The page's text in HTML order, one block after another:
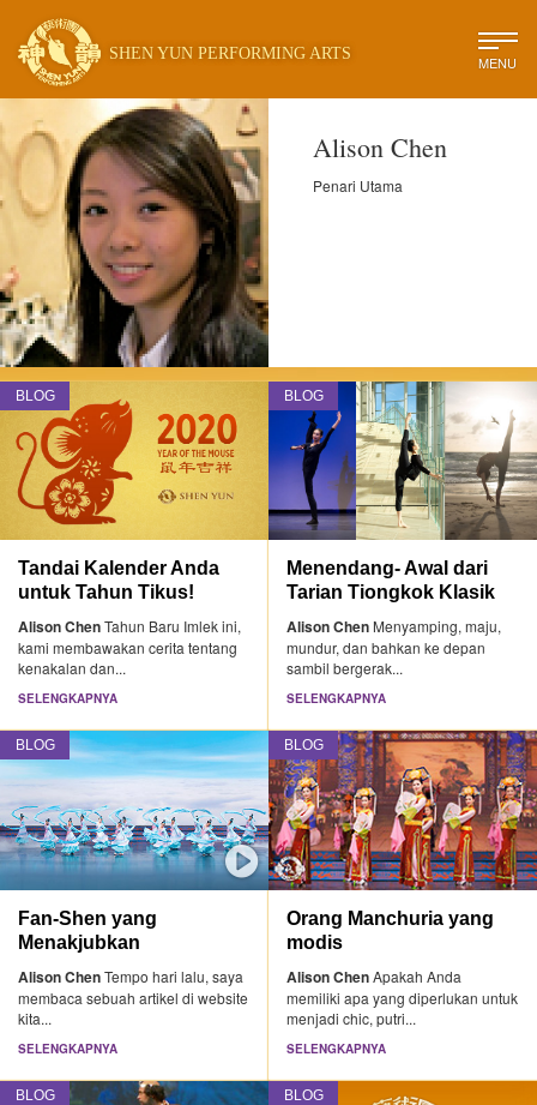
SHEN YUN PERFORMING ARTS MENU
Alison Chen
Penari Utama
BLOG
Tandai Kalender Anda
untuk Tahun Tikus!
Alison ChenTahun Baru Imlek ini,
kami membawakan cerita tentang
kenakalan dan...
SELENGKAPNYA
BLOG
Menendang- Awal dari
Tarian Tiongkok Klasik
Alison Chen Menyamping, maju,
mundur, dan bahkan ke depan
sambil bergerak...
SELENGKAPNYA
BLOG
Fan-Shen yang
Menakjubkan
Alison ChenTempo hari lalu, saya
membaca sebuah artikel di website
kita...
SELENGKAPNYA
BLOG
Orang Manchuria yang
modis
Alison ChenApakah Anda
memiliki apa yang diperlukan untuk
menjadi chic, putri...
SELENGKAPNYA
BLOG BLOG